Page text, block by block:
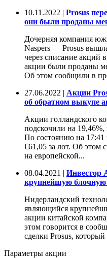
10.11.2022 | Prosus
они были проданы
Дочерняя компания
Naspers — Prosus
через списание акций
акции были проданы
Об этом сообщили в
27.06.2022 | Акции
об обратном выкупе
Акции голландского
подскочили на 19,46%,
По состоянию на 17:41
€61,05 за лот. Об этом
на европейской...
08.04.2021 | Инвестор
крупнейшую блочную
Нидерландский
являющийся
акции китайской
этом говорится в
сделки Prosus, который
Параметры акции